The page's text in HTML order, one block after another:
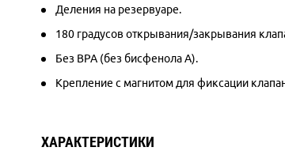
Деления на резервуаре.
180 градусов открывания/закрывания
Без BPA (без бисфенола А).
Крепление с магнитом для фиксации
ХАРАКТЕРИСТИКИ